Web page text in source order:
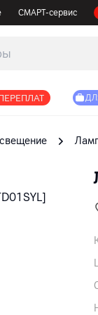
СМАРТ-сервис